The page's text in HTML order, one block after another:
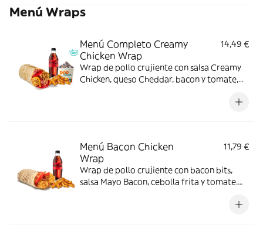
Menú Wraps
Menú Completo Creamy
Chicken Wrap
14,49 €
Wrap de pollo crujiente con salsa Creamy
Chicken, queso Cheddar, bacon y tomate,
helado. Sabor completo de principio a fin.
Menú Bacon Chicken
Wrap
11,79 €
Wrap de pollo crujiente con bacon bits,
salsa Mayo Bacon, cebolla frita y tomate.